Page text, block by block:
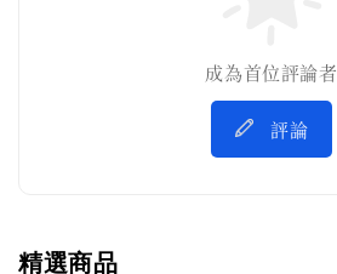
成為首位評論者
評論
精選商品